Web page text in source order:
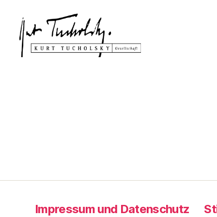
Impressum und Datenschutz